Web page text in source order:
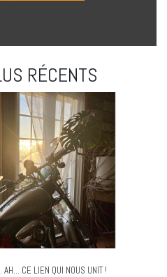
RÉCENTS
CE LIEN QUI NOUS UNIT !